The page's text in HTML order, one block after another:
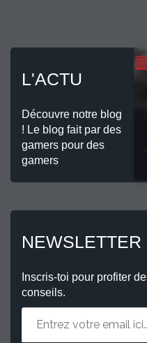
L'ACTU
Découvre notre blog
! Le blog fait par des
gamers pour des
gamers
NEWSLETTER
Inscris-toi pour profiter
conseils.